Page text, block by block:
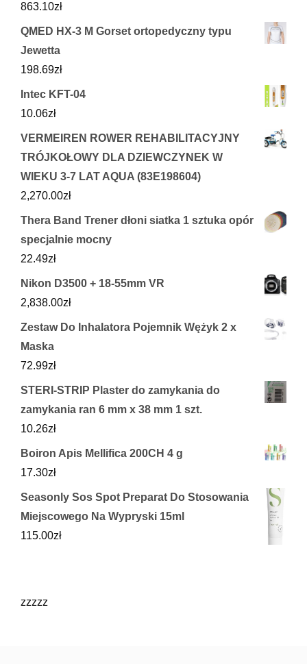
863.10zł
QMED HX-3 M Gorset ortopedyczny typu
Jewetta
198.69zł
Intec KFT-04
10.06zł
VERMEIREN ROWER REHABILITACYJNY
TRÓJKOŁOWY DLA DZIEWCZYNEK W
WIEKU 3-7 LAT AQUA (83E198604)
2,270.00zł
Thera Band Trener dłoni siatka 1 sztuka opór
specjalnie mocny
22.49zł
Nikon D3500 + 18-55mm VR
2,838.00zł
Zestaw Do Inhalatora Pojemnik Wężyk 2 x
Maska
72.99zł
STERI-STRIP Plaster do zamykania do
zamykania ran 6 mm x 38 mm 1 szt.
10.26zł
Boiron Apis Mellifica 200CH 4 g
17.30zł
Seasonly Sos Spot Preparat Do Stosowania
Miejscowego Na Wypryski 15ml
115.00zł
zzzzz